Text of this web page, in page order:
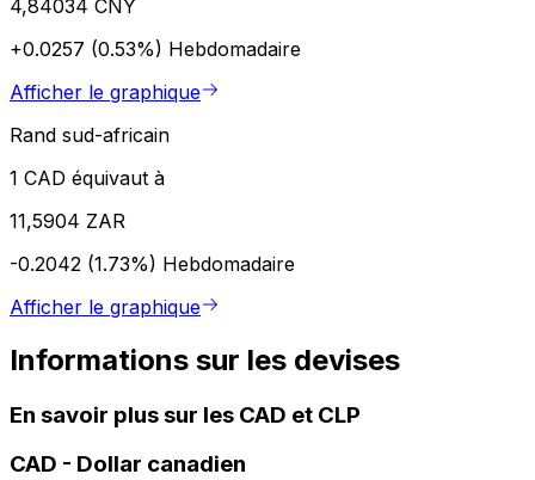
4,84034 CNY
+0.0257 (0.53%) Hebdomadaire
Afficher le graphique
Rand sud-africain
1 CAD équivaut à
11,5904 ZAR
-0.2042 (1.73%) Hebdomadaire
Afficher le graphique
Informations sur les devises
En savoir plus sur les CAD et CLP
CAD - Dollar canadien